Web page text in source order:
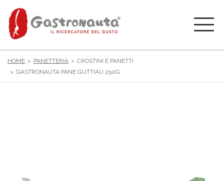
HOME PANETTERIA
CROSTINI E PANETTI
GASTRONAUTA PANE GUTTIAU 250G